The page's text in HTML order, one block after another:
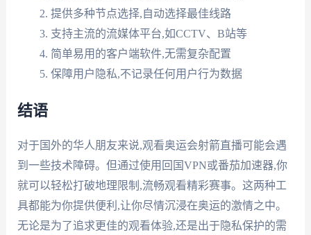
提供多种节点选择,自动选择最佳线路
支持主流的流媒体平台,如CCTV、B站等
简单易用的客户端软件,无需复杂配置
保障用户隐私,不记录任何用户行为数据
结语
对于国外的华人朋友来说,观看奥运会射箭直播可能会遇
到一些技术障碍。但通过使用回国VPN或番茄加速器,你
就可以轻松打破地理限制,流畅观看精彩赛事。这两种工
具都能为你提供便利,让你尽情沉浸在奥运的激情之中。
无论是为了追求更佳的观看体验,还是出于隐私保护的需